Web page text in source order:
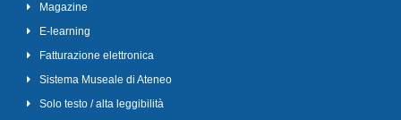
Magazine
E-learning
Fatturazione elettronica
Sistema Museale di Ateneo
Solo testo / alta leggibilità